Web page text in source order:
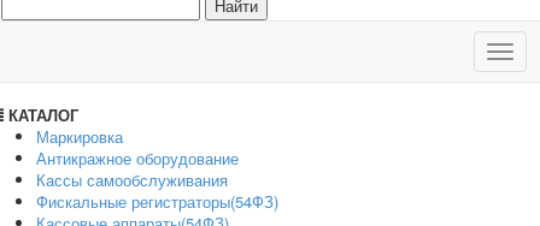
КАТАЛОГ
Маркировка
Антикражное оборудование
Кассы самообслуживания
Фискальные регистраторы(54ФЗ)